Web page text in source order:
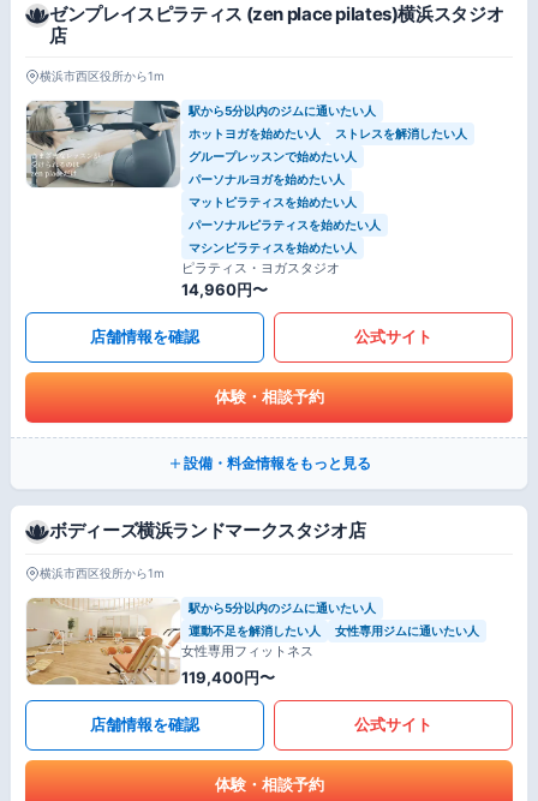
ゼンプレイスピラティス (zen place pilates)横浜スタジオ
店
横浜市西区役所から1m
駅から5分以内のジムに通いたい人
ホットヨガを始めたい人
ストレスを解消したい人
グループレッスンで始めたい人
パーソナルヨガを始めたい人
マットピラティスを始めたい人
パーソナルピラティスを始めたい人
マシンピラティスを始めたい人
ピラティス・ヨガスタジオ
14,960円〜
店舗情報を確認 公式サイト
体験・相談予約
設備・料金情報をもっと見る
ボディーズ横浜ランドマークスタジオ店
横浜市西区役所から1m
駅から5分以内のジムに通いたい人
運動不足を解消したい人
女性専用ジムに通いたい人
女性専用フィットネス
119,400円〜
店舗情報を確認 公式サイト
体験・相談予約